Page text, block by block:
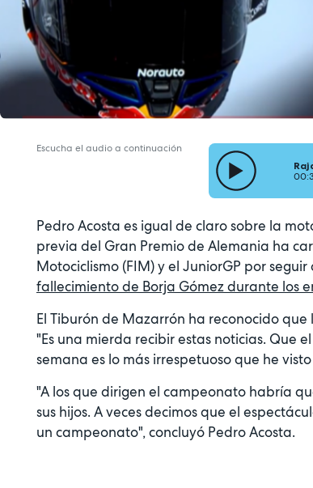
Escucha el audio a continuación
Pedro Acosta es igual de claro sobre la
previa del Gran Premio de Alemania ha
Motociclismo (FIM) y el JuniorGP por
fallecimiento de Borja Gómez durante los
El Tiburón de Mazarrón ha reconocido
"Es una mierda recibir estas noticias. Que
semana es lo más irrespetuoso que he
"A los que dirigen el campeonato habría
sus hijos. A veces decimos que el
un campeonato", concluyó Pedro Acosta.